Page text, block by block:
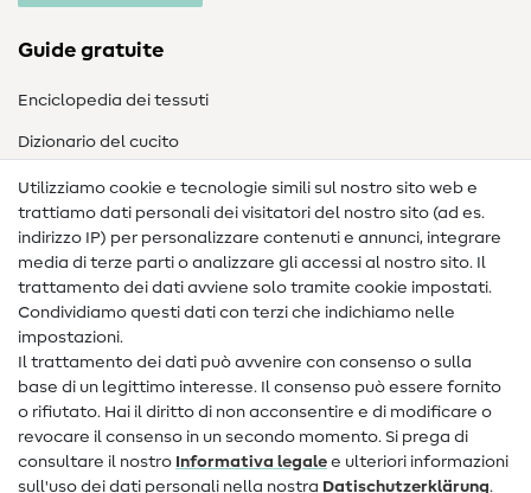
Guide gratuite
Enciclopedia dei tessuti
Dizionario del cucito
Nähanleitungen
Assistenza e contatto
Contatto
Informazioni sul nuovo proprietario
FAQ
Diritto di recesso
Popolare
Utilizziamo cookie e tecnologie simili sul nostro sito web e
trattiamo dati personali dei visitatori del nostro sito (ad es.
indirizzo IP) per personalizzare contenuti e annunci, integrare
media di terze parti o analizzare gli accessi al nostro sito. Il
trattamento dei dati avviene solo tramite cookie impostati.
Condividiamo questi dati con terzi che indichiamo nelle
impostazioni.
Il trattamento dei dati può avvenire con consenso o sulla
base di un legittimo interesse. Il consenso può essere fornito
o rifiutato. Hai il diritto di non acconsentire e di modificare o
revocare il consenso in un secondo momento. Si prega di
consultare il nostro Informativa legale e ulteriori informazioni
sull'uso dei dati personali nella nostra Dati­schutz­erklärung.